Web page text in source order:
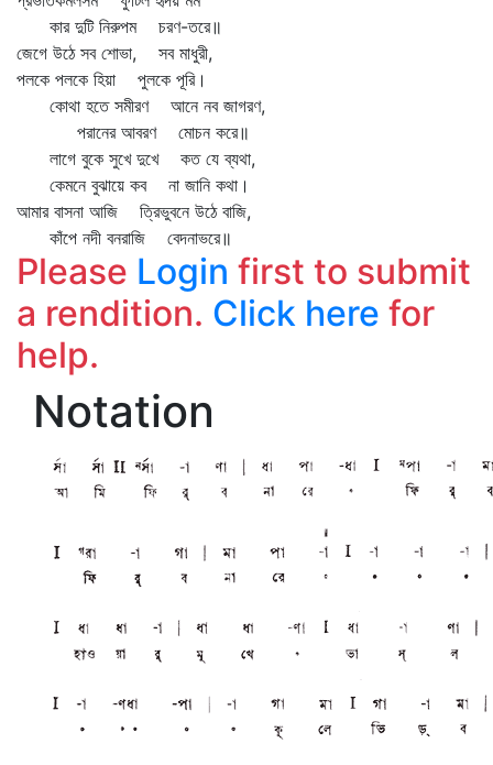
কার দুটি নিরুপম চরণ-তরে॥
জেগে উঠে সব শোভা, সব মাধুরী,
পলকে পলকে হিয়া পুলকে পূরি।
কোথা হতে সমীরণ আনে নব জাগরণ,
পরানের আবরণ মোচন করে॥
লাগে বুকে সুখে দুখে কত যে ব্যথা,
কেমনে বুঝায়ে কব না জানি কথা।
আমার বাসনা আজি ত্রিভুবনে উঠে বাজি,
কাঁপে নদী বনরাজি বেদনাভরে॥
Please Login first to submit
a rendition. Click here for
help.
Notation